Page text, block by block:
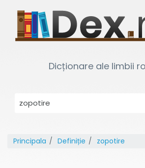
Dicționare ale limbii
Principala Definiție zopotire